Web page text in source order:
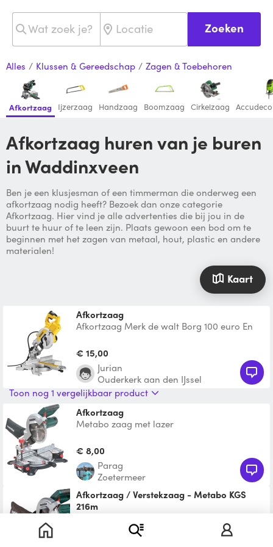
Zoeken
Alles / Klussen & Gereedschap / Zagen & Toebehoren
Afkortzaag Ijzerzaag Handzaag Boomzaag Cirkelzaag
Afkortzaag huren van je buren
in Waddinxveen
Ben je een klusjesman of een timmerman die onderweg een
afkortzaag nodig heeft? Bezoek dan onze categorie
Afkortzaag. Hier vind je alle advertenties die bij jou in de
buurt te huur of te leen zijn. Plaats gewoon een bod om te
beginnen met het zagen van metaal, hout, plastic en andere
materialen!
Kaart
Afkortzaag
Afkortzaag Merk de walt Borg 100 euro En
€ 15,00
Jurian
Ouderkerk aan den IJssel
Toon nog 1 vergelijkbaar product
Afkortzaag
Metabo zaag met lazer
€ 8,00
Parag
Zoetermeer
Afkortzaag / Verstekzaag - Metabo KGS
216m
gegoten aluminium. Ergonomische
handgrepen en zaagkopbesche